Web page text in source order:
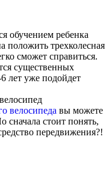
обучением ребенка
положить трехколесная
сможет справиться.
существенных
лет уже подойдет
велосипеда вы можете
сначала стоит понять,
передвижения?!